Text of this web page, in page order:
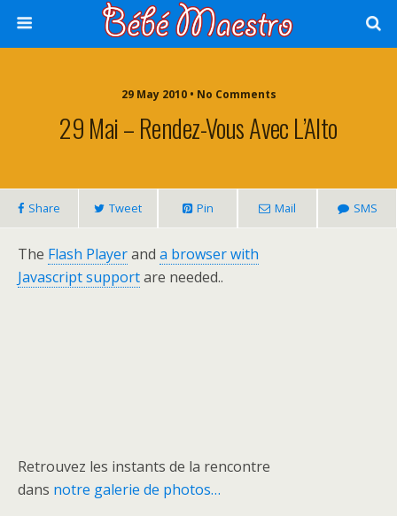
29 May 2010 • No Comments
29 Mai – Rendez-Vous Avec L’Alto
Share Tweet Pin Mail SMS
The Flash Playerand a browser with
Javascript supportare needed..
Retrouvez les instants de la rencontre
dans notre galerie de photos…